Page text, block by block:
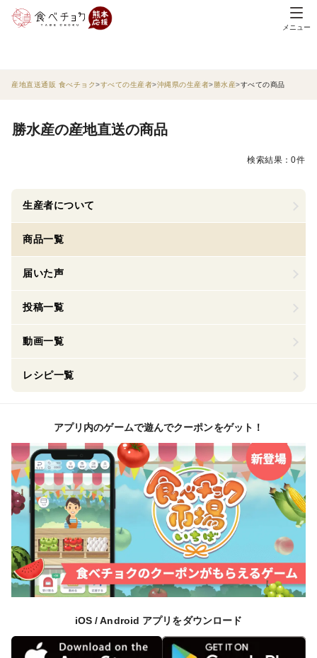
メニュー
産地直送通販 食べチョク すべての生産者 沖縄県の生産者 勝水産 すべての商品
勝水産の産地直送の商品
検索結果：0件
生産者について
商品一覧
届いた声
投稿一覧
動画一覧
レシピ一覧
アプリ内のゲームで遊んでクーポンをゲット！
iOS / Android アプリをダウンロード